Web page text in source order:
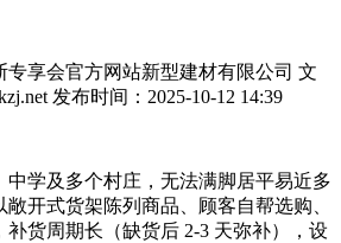
享会官方网站新型建材有限公司 文
发布时间：2025-10-12 14:39
学及多个村庄，无法满脚居平易近多
开式货架陈列商品、顾客自帮选购、
补货周期长（缺货后 2-3 天弥补），设